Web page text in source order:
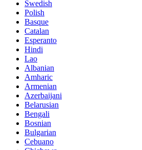
Swedish
Polish
Basque
Catalan
Esperanto
Hindi
Lao
Albanian
Amharic
Armenian
Azerbaijani
Belarusian
Bengali
Bosnian
Bulgarian
Cebuano